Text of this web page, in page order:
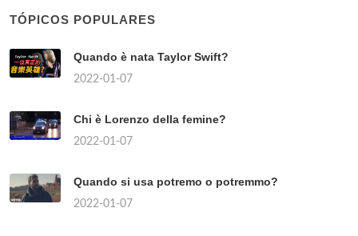
TÓPICOS POPULARES
Quando è nata Taylor Swift?
2022-01-07
Chi è Lorenzo della femine?
2022-01-07
Quando si usa potremo o potremmo?
2022-01-07